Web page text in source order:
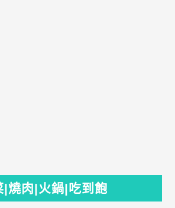
|燒肉|火鍋|吃到飽